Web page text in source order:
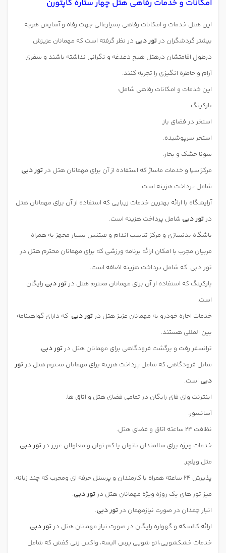
امکانات و خدمات رفاهی هتل چهار ستاره کاپتورن
این هتل خدمات و امکانات رفاهی بسیارعالی جهت رفاه و آسایش هرچه
بیشتر گردشگران در تور دبی در نظر گرفته است که مهمانان عزیزش
درطول اقامتشان درهتل هیچ دغدغه و نگرانی نداشته باشند و سفری
آرام و خاطره انگیزی را تجربه کنند.
این خدمات و امکانات رفاهی شامل:
پارکینگ.
استخر در فضای باز.
استخر سرپوشیده.
سونا خشک و بخار.
مرکزاسپا و خدمات ماساژ که استفاده از آن برای مهمانان هتل در تور دبی
شامل پرداخت هزینه است.
آرایشگاه با ارائه بهترین خدمات زیبایی که استفاده از آن برای مهمانان هتل
در تور دبی شامل پرداخت هزینه است.
باشگاه بدنسازی و مرکز تناسب اندام و فیتنس بسیار مجهز به همراه
مربیان مجرب با امکان ارائه برنامه ورزشی که برای مهمانان محترم هتل در
تور دبی که شامل پرداخت هزینه اضافه است.
پارکینگ که استفاده از آن برای مهمانان محترم هتل در تور دبی رایگان
است.
خدمات اجاره خودرو به مهمانان عزیز هتل در تور دبی که دارای گواهینامه
بین المللی هستند.
ترانسفر رفت و برگشت فرودگاهی برای مهمانان هتل در تور دبی.
شاتل فرودگاهی که شامل پرداخت هزینه برای مهمانان محترم هتل در تور
دبی است.
اینترنت وای فای رایگان در تمامی فضای هتل و اتاق ها.
آسانسور.
نظافت 24 ساعته اتاق و فضای هتل.
خدمات ویژه برای سالمندان ناتوان یا کم توان و معلولان عزیز در تور دبی
مثل ویلچر.
پذیرش 24 ساعته همراه با کارمندان و پرسنل حرفه ای ومجرب که چند زبانه.
میز تور های یک روزه ویژه مهمانان هتل در تور دبی.
انبار چمدان در صورت نیازمهمان در تور دبی.
ارائه کالسکه و گهواره رایگان در صورت نیاز مهمانان هتل در تور دبی.
خدمات خشکشویی،اتو شویی پرس البسه، واکس زنی کفش که شامل